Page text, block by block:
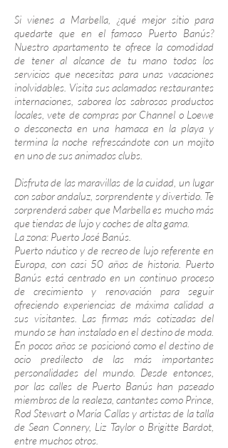
Si vienes a Marbella, ¿qué mejor sitio para
quedarte que en el famoso Puerto Banús?
Nuestro apartamento te ofrece la comodidad
de tener al alcance de tu mano todos los
servicios que necesitas para unas vacaciones
inolvidables. Visita sus aclamados restaurantes
internaciones, saborea los sabrosos productos
locales, vete de compras por Channel o Loewe
o desconecta en una hamaca en la playa y
termina la noche refrescándote con un mojito
en uno de sus animados clubs.
Disfruta de las maravillas de la cuidad, un lugar
con sabor andaluz, sorprendente y divertido. Te
sorprenderá saber que Marbella es mucho más
que tiendas de lujo y coches de alta gama.
La zona: Puerto José Banús.
Puerto náutico y de recreo de lujo referente en
Europa, con casi 50 años de historia. Puerto
Banús está centrado en un continuo proceso
de crecimiento y renovación para seguir
ofreciendo experiencias de máxima calidad a
sus visitantes. Las firmas más cotizadas del
mundo se han instalado en el destino de moda.
En pocos años se posicionó como el destino de
ocio predilecto de las más importantes
personalidades del mundo. Desde entonces,
por las calles de Puerto Banús han paseado
miembros de la realeza, cantantes como Prince,
Rod Stewart o María Callas y artistas de la talla
de Sean Connery, Liz Taylor o Brigitte Bardot,
entre muchos otros.